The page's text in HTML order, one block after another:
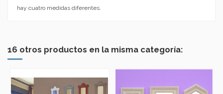
hay cuatro medidas diferentes.
16 otros productos en la misma categoría: